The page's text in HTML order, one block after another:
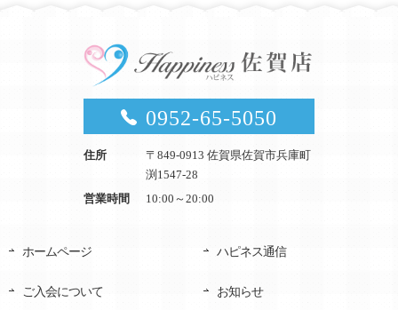
0952-65-5050
住所
〒849-0913 佐賀県佐賀市兵庫町
渕1547-28
営業時間
10:00～20:00
ホームページ
ご入会について
ハピネス通信
お知らせ